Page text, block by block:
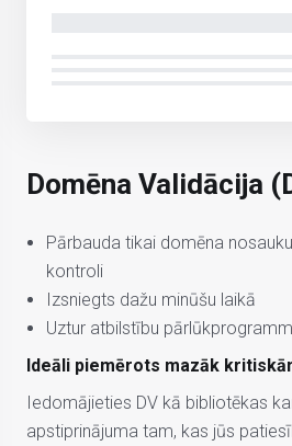
Domēna Validācija
Pārbauda tikai domēna
kontroli
Izsniegts dažu minūšu laikā
Uztur atbilstību
Ideāli piemērots mazāk
Iedomājieties DV kā bibliotēkas
apstiprinājuma tam, kas jūs